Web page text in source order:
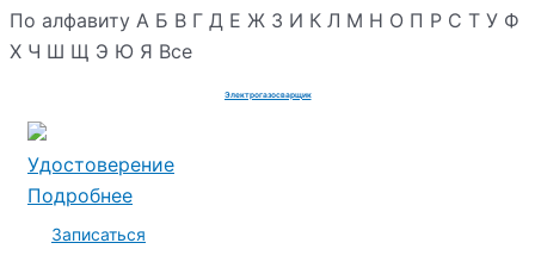
По алфавиту А Б В Г Д Е Ж З И К Л М Н О П Р С Т У Ф
Х Ч Ш Щ Э Ю Я Все
Электрогазосварщик
Удостоверение
Подробнее
Записаться